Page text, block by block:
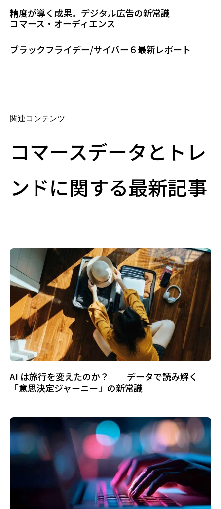
精度が導く成果。デジタル広告の新常識
コマース・オーディエンス
ブラックフライデー/サイバー６最新レポート
関連コンテンツ
コマースデータとトレ
ンドに関する最新記事
AI は旅行を変えたのか？──データで読み解く
「意思決定ジャーニー」の新常識